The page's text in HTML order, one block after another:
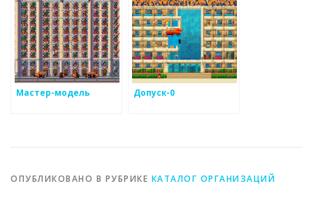
Мастер-модель Допуск-0
ОПУБЛИКОВАНО В РУБРИКЕ КАТАЛОГ ОРГАНИЗАЦИЙ